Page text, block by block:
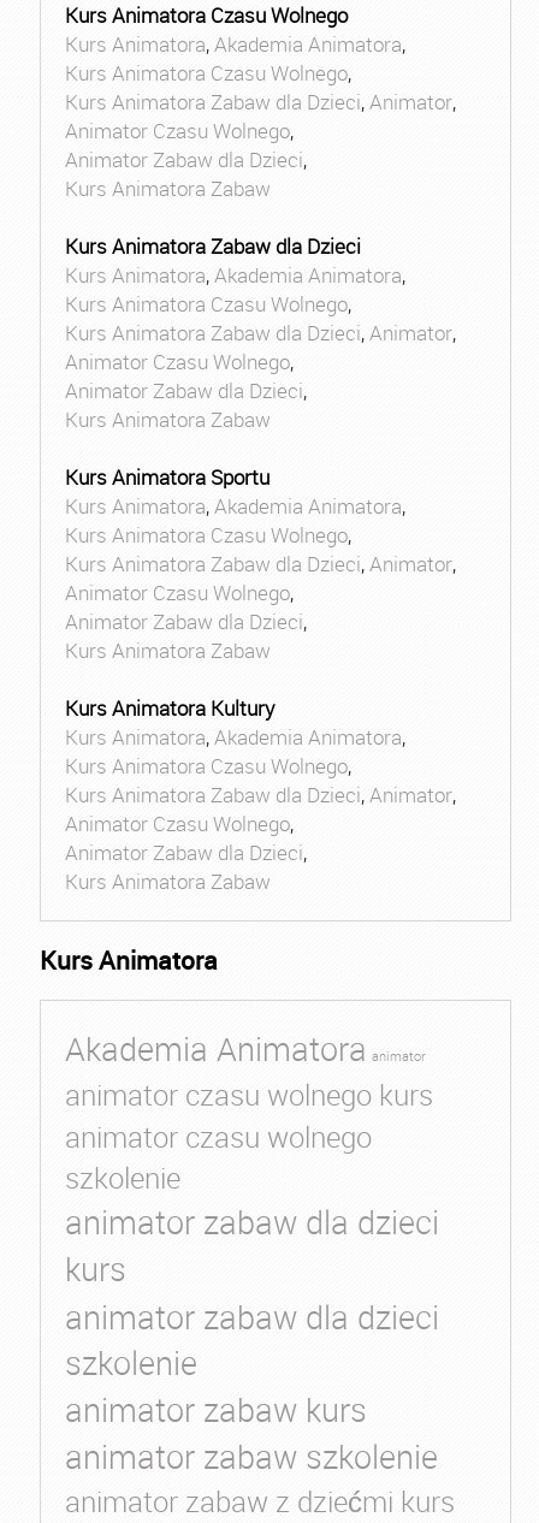
Kurs Animatora Czasu Wolnego
Kurs Animatora,Akademia Animatora,
Kurs Animatora Czasu Wolnego,
Kurs Animatora Zabaw dla Dzieci,Animator,
Animator Czasu Wolnego,
Animator Zabaw dla Dzieci,
Kurs Animatora Zabaw
Kurs Animatora Zabaw dla Dzieci
Kurs Animatora,Akademia Animatora,
Kurs Animatora Czasu Wolnego,
Kurs Animatora Zabaw dla Dzieci,Animator,
Animator Czasu Wolnego,
Animator Zabaw dla Dzieci,
Kurs Animatora Zabaw
Kurs Animatora Sportu
Kurs Animatora,Akademia Animatora,
Kurs Animatora Czasu Wolnego,
Kurs Animatora Zabaw dla Dzieci,Animator,
Animator Czasu Wolnego,
Animator Zabaw dla Dzieci,
Kurs Animatora Zabaw
Kurs Animatora Kultury
Kurs Animatora,Akademia Animatora,
Kurs Animatora Czasu Wolnego,
Kurs Animatora Zabaw dla Dzieci,Animator,
Animator Czasu Wolnego,
Animator Zabaw dla Dzieci,
Kurs Animatora Zabaw
Kurs Animatora
Akademia Animatora animator
animator czasu wolnego kurs
animator czasu wolnego
szkolenie
animator zabaw dla dzieci
kurs
animator zabaw dla dzieci
szkolenie
animator zabaw kurs
animator zabaw szkolenie
animator zabaw z dziećmi kurs